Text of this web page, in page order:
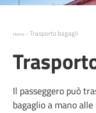
Home Trasporto bagagli
Il passeggero può
bagaglio a mano